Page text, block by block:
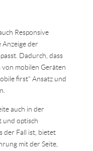
Responsive
Anzeige der
Dadurch, dass
mobilen Geräten
first“ Ansatz und
auch in der
und optisch
der Fall ist, bietet
mit der Seite,